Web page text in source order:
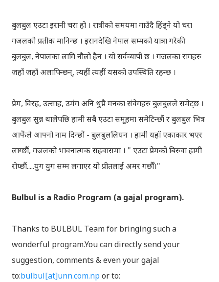
बुलबुल एउटा इरानी चरा हो । रात्रीको समयमा गाउँदै हिंड्‍ने यो चरा
गजलको प्रतीक मानिन्छ । इरानदेखि नेपाल सम्मको यात्रा गरेकी
बुलबुल, नेपालका लागि नौलो हैन । यो सर्वव्यापी छ । गजलका रागहरु
जहाँ जहाँ अलापिन्छन्, त्यहीं त्यहीं यसको उपस्थिति रहन्छ ।
प्रेम, विरह, उत्साह, उमंग अनि थुप्रै मनका संवेगहरु बुलबुलले समेट्‍छ ।
बुलबुल सुन्न थालेपछि हामी सबै एउटा समूहमा समेटिन्छौं र बुलबुल भित्र
आफैंले आफ्‍नो नाम दिन्छौं - बुलबुललियन । हामी यहाँ एकाकार भएर
लाग्छौं, गजलको भावनात्मक सहवासमा । " एउटा प्रेमको बिरुवा हामी
रोप्छौं.....युग युग सम्म लगाएर यो प्रीतलाई अमर गर्छौँ।"
Bulbul is a Radio Program (a gajal program).
Thanks to BULBUL Team for bringing such a
wonderful program.You can directly send your
suggestion, comments & even your gajal
to:bulbul[at]unn.com.np or to: